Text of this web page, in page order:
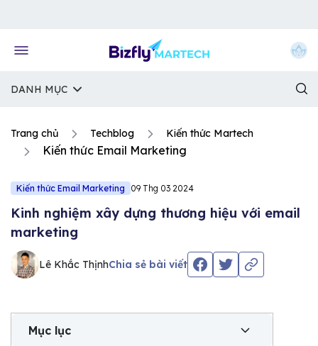
DANH MỤC
Trang chủ Techblog Kiến thức Martech
Kiến thức Email Marketing
Kiến thức Email Marketing 09 Thg 03 2024
Kinh nghiệm xây dựng thương hiệu với email
marketing
Lê Khắc ThịnhChia sẻ bài viết
Mục lục